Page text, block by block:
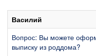
Василий
Вопрос: Вы можете
выписку из роддома?